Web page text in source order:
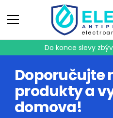
Do konce slevy
Doporučujte
produkty a
domova!